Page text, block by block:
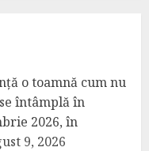
o toamnă cum nu
întâmplă în
2026, în
9, 2026